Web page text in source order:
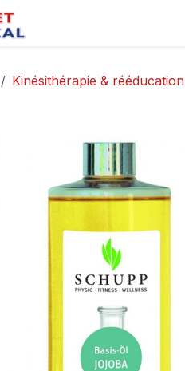
Kinésithérapie & rééducation